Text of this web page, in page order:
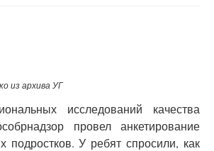
из архива УГ
исследований качества
провел анкетирование
подростков. У ребят спросили, как